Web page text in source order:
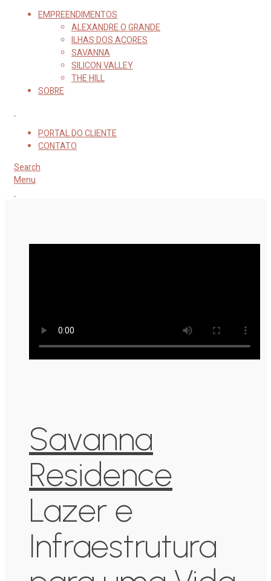
EMPREENDIMENTOS
ALEXANDRE O GRANDE
ILHAS DOS AÇORES
SAVANNA
SILICON VALLEY
THE HILL
SOBRE
PORTAL DO CLIENTE
CONTATO
Search
Menu
Savanna
Residence
Lazer e
Infraestrutura